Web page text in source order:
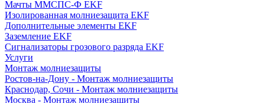
Мачты ММСПС-Ф EKF
Изолированная молниезащита EKF
Дополнительные элементы EKF
Заземление EKF
Сигнализаторы грозового разряда EKF
Услуги
Монтаж молниезащиты
Ростов-на-Дону - Монтаж молниезащиты
Краснодар, Сочи - Монтаж молниезащиты
Москва - Монтаж молниезащиты